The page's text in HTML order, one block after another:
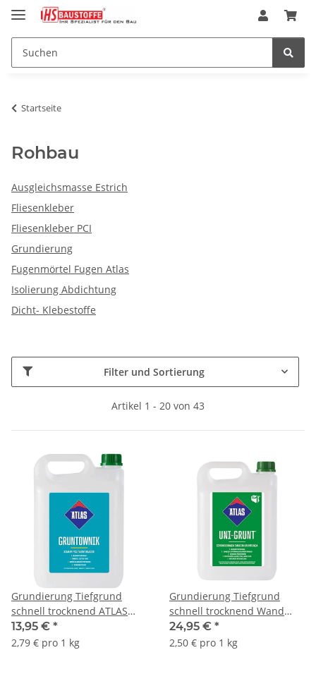
Startseite
Rohbau
Ausgleichsmasse Estrich
Fliesenkleber
Fliesenkleber PCI
Grundierung
Fugenmörtel Fugen Atlas
Isolierung Abdichtung
Dicht- Klebestoffe
Filter und Sortierung
Artikel 1 - 20 von 43
Grundierung Tiefgrund
schnell trocknend ATLAS
Gruntownik 5Kg
13,95 € *
2,79 € pro 1 kg
Grundierung Tiefgrund
schnell trocknend Wand
Boden Atlas Uni Grunt 10Kg
24,95 € *
2,50 € pro 1 kg